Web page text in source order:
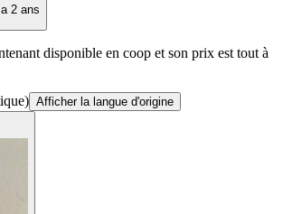
2 ans
disponible en coop et son prix est tout à
Afficher la langue d'origine